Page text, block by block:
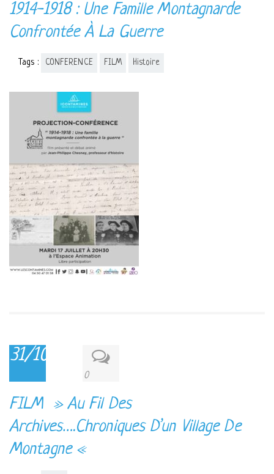
1914-1918 : Une Famille Montagnarde
Confrontée À La Guerre
Tags : CONFERENCE FILM Histoire
31/10/2017
0
FILM » Au Fil Des
Archives….Chroniques D’un Village De
Montagne «